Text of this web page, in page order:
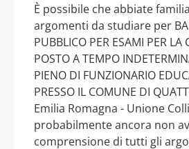
È possibile che abbiate
argomenti da studiare per
PUBBLICO PER ESAMI PER LA
POSTO A TEMPO
PIENO DI FUNZIONARIO
PRESSO IL COMUNE DI
Emilia Romagna - Unione
probabilmente ancora non
comprensione di tutti gli